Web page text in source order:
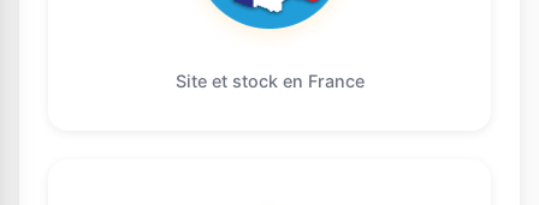
Site et stock en France